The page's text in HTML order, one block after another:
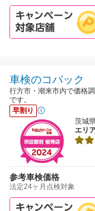
車検のコバック
行方市・潮来市内で価格
です。
早割り
茨城
エリ
参考車検価格
法定24ヶ月点検対象